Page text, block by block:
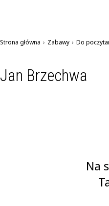
Strona główna › Zabawy › Do
Jan Brzechwa
Na